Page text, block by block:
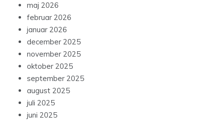
maj 2026
februar 2026
januar 2026
december 2025
november 2025
oktober 2025
september 2025
august 2025
juli 2025
juni 2025